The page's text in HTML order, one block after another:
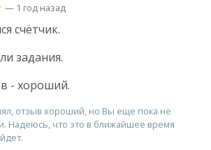
— 1 год назад
счётчик.
задания.
- хороший.
отзыв хороший, но Вы еще пока не
Надеюсь, что это в ближайшее время